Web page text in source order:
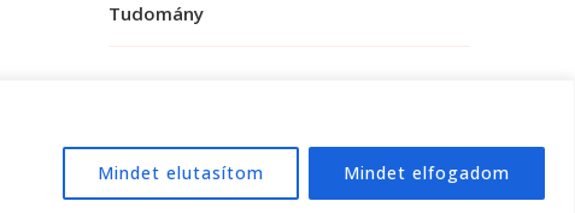
Mindet elutasítom Mindet elfogadom
Tudomány
WordPress.